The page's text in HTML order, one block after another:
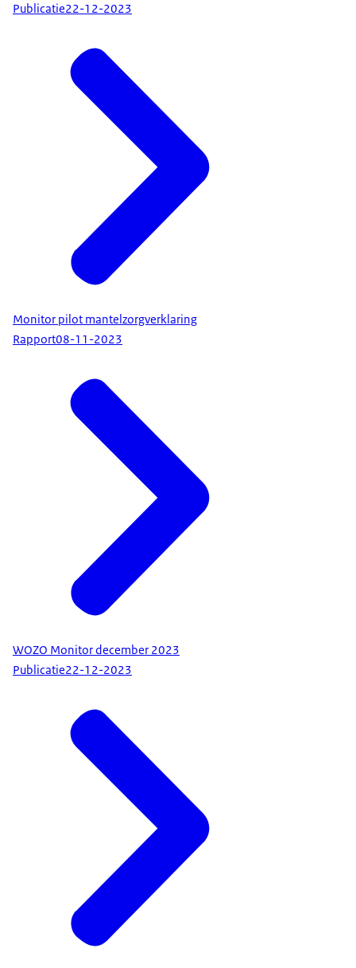
Publicatie22-12-2023
Monitor pilot mantelzorgverklaring
Rapport08-11-2023
WOZO Monitor december 2023
Publicatie22-12-2023